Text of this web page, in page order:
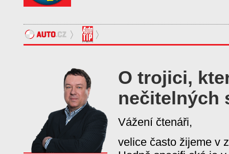
O trojici,
nečitelných
Vážení čtenáři,
velice často žijeme v